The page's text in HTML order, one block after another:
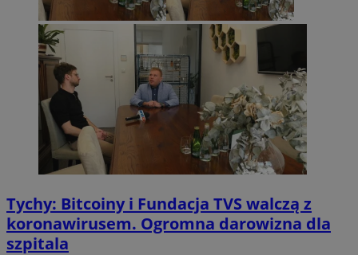
Tychy: Bitcoiny i Fundacja TVS walczą z
koronawirusem. Ogromna darowizna dla
szpitala